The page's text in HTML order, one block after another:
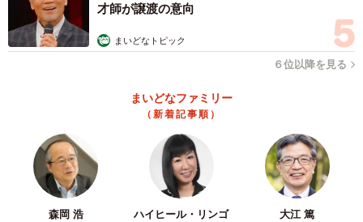
調査を行った同社は、「今後は、日米欧各国による経済制
裁の内容や強度、ロシアの対抗措置といった内容によるも
のの、物流や貿易内容などにも踏み込んだ、『より厳しい
制裁が科される』との見方が強まっている」と説明。「対
ロ輸出規制の網が日本製品にも拡大すれば、市場拡大を見
込んでロシアに拠点を置き、多くの部品・製品をロシア国
外から調達してきた製造業のほか、市場開拓を進めてきた
日本の小売・卸売といった流通産業などもダメージが避け
られなくなる」と述べています。
才師が譲渡の意向
まいどなトピック
６位以降を見る
まいどなファミリー
（新着記事順）
森岡 浩 ハイヒール・リンゴ 大江 篤